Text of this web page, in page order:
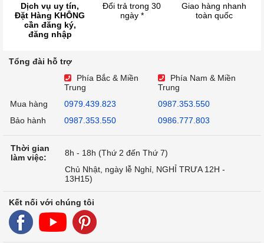
Dịch vụ uy tín,
Đặt Hàng KHÔNG
cần đăng ký,
đăng nhập
Đổi trả trong 30
ngày *
Giao hàng nhanh
toàn quốc
Tổng đài hỗ trợ
Phía Bắc & Miền
Trung
Phía Nam & Miền
Trung
Mua hàng
0979.439.823
0987.353.550
Bảo hành
0987.353.550 0986.777.803
Thời gian
làm việc:
8h - 18h (Thứ 2 đến Thứ 7)
Chủ Nhật, ngày lễ Nghỉ, NGHỈ TRƯA 12H -
13H15)
Kết nối với chúng tôi